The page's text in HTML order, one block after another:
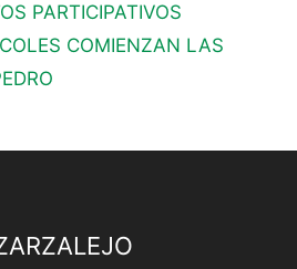
PARTICIPATIVOS
COMIENZAN LAS